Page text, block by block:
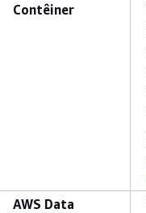
Contêiner
AWS Data